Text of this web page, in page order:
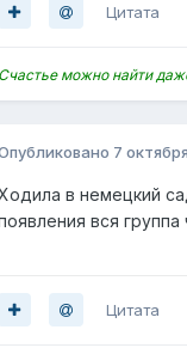
Цитата
Счастье можно найти
7
в немецкий
вся
Цитата